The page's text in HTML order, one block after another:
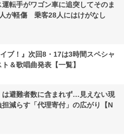
転手がワゴン車に追突してそのま
が軽傷 乗客28人にはけがなし
イブ！』次回8・17は3時間スペシャ
＆歌唱曲発表【一覧】
は避難者数に含まれず…見えない現
減らす「代理寄付」の広がり【N